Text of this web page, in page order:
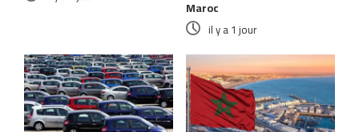
Maroc
il y a 1 jour